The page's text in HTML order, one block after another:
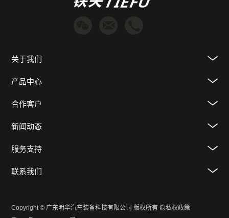
关于我们
产品中心
合作客户
新闻动态
服务支持
联系我们
Copyright © 广东明华汽车装备科技有限公司 版权所有 隐私权政策